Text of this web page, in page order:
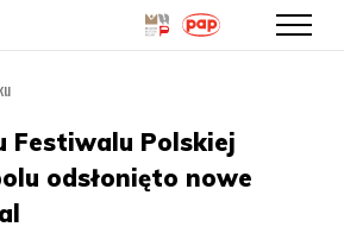
treści
Festiwalu Polskiej
odsłonięto nowe